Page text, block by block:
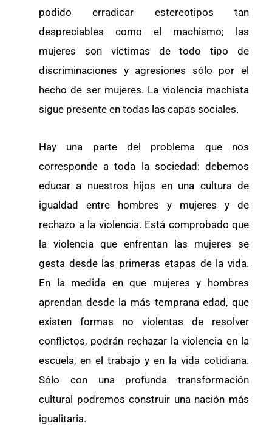
podido erradicar estereotipos tan
despreciables como el machismo; las
mujeres son víctimas de todo tipo de
discriminaciones y agresiones sólo por el
hecho de ser mujeres. La violencia machista
sigue presente en todas las capas sociales.
Hay una parte del problema que nos
corresponde a toda la sociedad: debemos
educar a nuestros hijos en una cultura de
igualdad entre hombres y mujeres y de
rechazo a la violencia. Está comprobado que
la violencia que enfrentan las mujeres se
gesta desde las primeras etapas de la vida.
En la medida en que mujeres y hombres
aprendan desde la más temprana edad, que
existen formas no violentas de resolver
conflictos, podrán rechazar la violencia en la
escuela, en el trabajo y en la vida cotidiana.
Sólo con una profunda transformación
cultural podremos construir una nación más
igualitaria.